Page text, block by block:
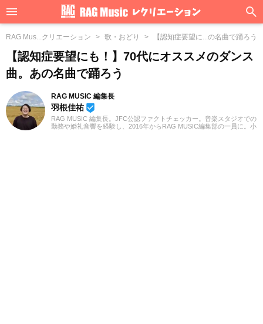
RAG Mus...クリエーション 歌・おどり 【認知症要望に...の名曲で踊ろう
【認知症要望にも！】70代にオススメのダンス
曲。あの名曲で踊ろう
RAG MUSIC 編集長
羽根佳祐 beenhere
RAG MUSIC 編集長。JFC公認ファクトチェッカー。音楽スタジオでの
勤務や婚礼音響を経験し、2016年からRAG MUSIC編集部の一員に。小